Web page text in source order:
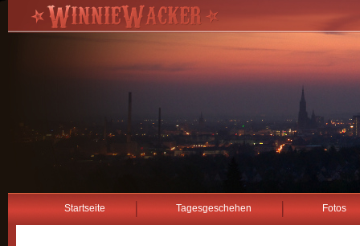
Startseite Tagesgeschehen Fotos